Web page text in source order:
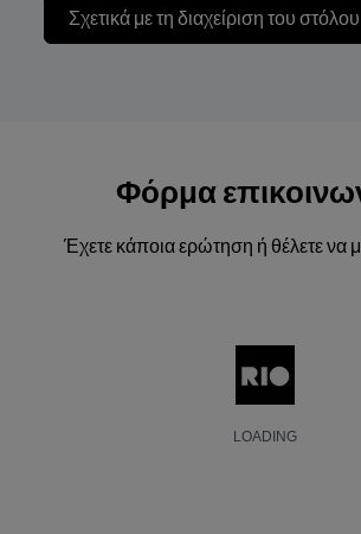
Σχετικά με τη διαχείριση του στόλου
Φόρμα
Έχετε κάποια ερώτηση ή θέλετε να